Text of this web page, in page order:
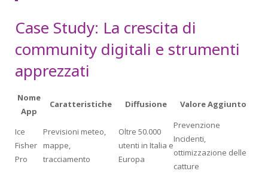
Case Study: La crescita di
community digitali e strumenti
apprezzati
Nome
App
Caratteristiche Diffusione Valore Aggiunto
Ice
Fisher
Pro
Previsioni meteo,
mappe,
tracciamento
Oltre 50.000
utenti in Italia e
Europa
Prevenzione
Incidenti,
ottimizzazione delle
catture